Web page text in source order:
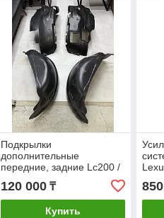
Подкрылки
дополнительные
передние, задние Lc200 /
120 000₸
Купить